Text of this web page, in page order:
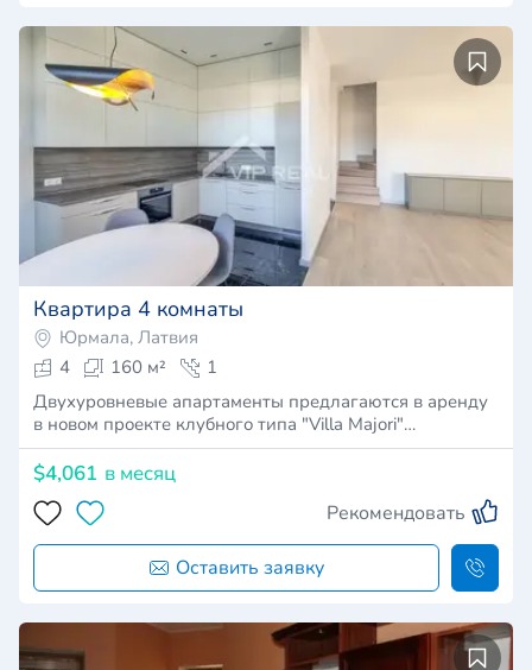
Квартира 4 комнаты
Юрмала, Латвия
4
160 м²
1
Двухуровневые апартаменты предлагаются в аренду
в новом проекте клубного типа "Villa Majori"…
$4,061 в месяц
Рекомендовать
Оставить заявку